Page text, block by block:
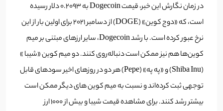
در زمان نگارش این خبر، قیمت Dogecoin به ۰.۲۰۹۳ دلار رسیده
است، که «دوج کوین» (DOGE) از دسامبر ۲۰۲۱ برای اولین بار از این
نرخ عبور کرده است. با رشد Dogecoin، سایر ارزهای مبتنی بر میم
کوین‌ها هم نیز ممکن است دنباله‌روی کنند. دو میم کوین «شیبا »
(Shiba Inu) و «په په» (Pepe) هر دو در روزهای اخیر سودهای قابل
توجهی ثبت کرده‌اند و نسبت به میم کوین‌ های دیگر ممکن است
بیشتر رشد کنند. برای مشاهده قیمت شیبا و بیش از ۱۰۰۰ ارز